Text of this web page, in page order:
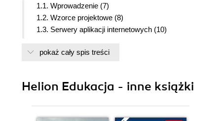
1.1. Wprowadzenie (7)
1.2. Wzorce projektowe (8)
1.3. Serwery aplikacji internetowych (10)
1.5. Pytania i zadania (15)
2.1. Wprowadzenie (17)
2.2. Struktura języka JavaScript (17)
2.3. Składnia języka JavaScript (20)
2.4. Instrukcje sterujące (31)
pokaż cały spis treści
Helion Edukacja - inne książki